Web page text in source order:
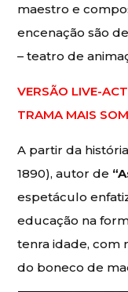
maestro e
encenação são de
– teatro de
VERSÃO LIVE-
TRAMA MAIS
A partir da
1890), autor de
espetáculo
educação na
tenra idade, com
do boneco de